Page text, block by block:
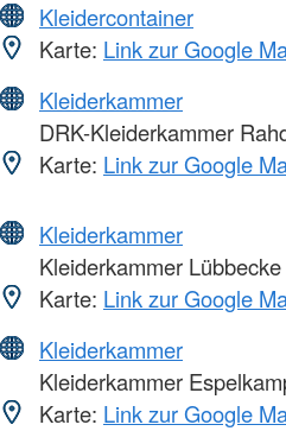
Kleidercontainer
Karte: Link zur Google
Kleiderkammer
DRK-Kleiderkammer
Karte: Link zur Google
Kleiderkammer
Kleiderkammer Lübbecke
Karte: Link zur Google
Kleiderkammer
Kleiderkammer
Karte: Link zur Google